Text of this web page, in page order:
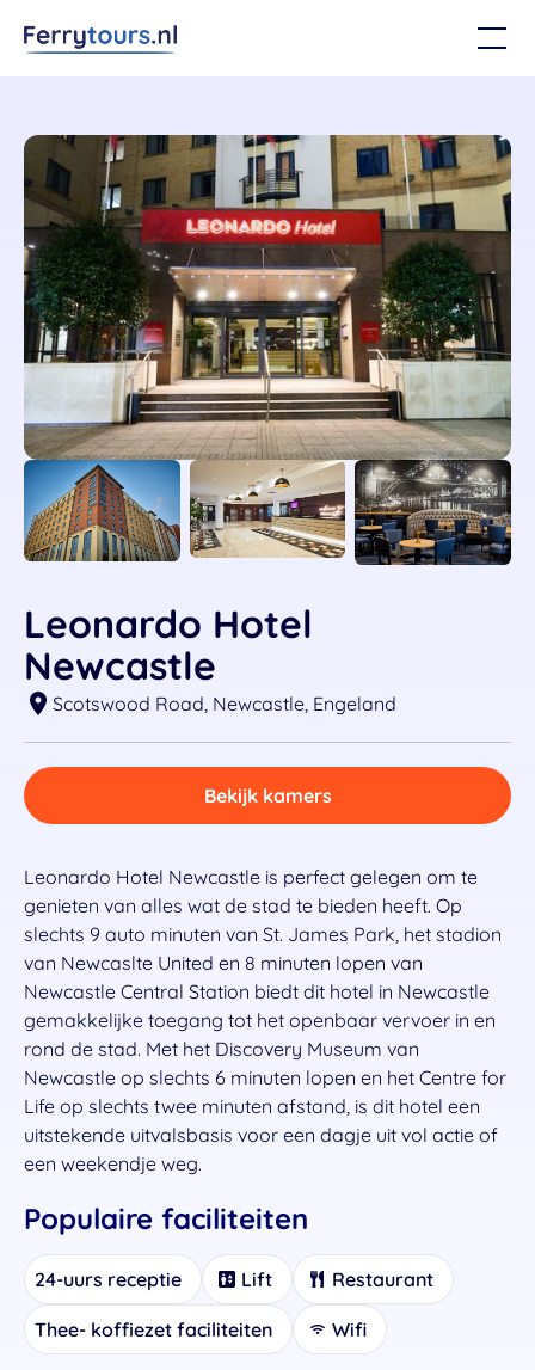
Leonardo Hotel
Newcastle
Scotswood Road, Newcastle, Engeland
Bekijk kamers
Leonardo Hotel Newcastle is perfect gelegen om te
genieten van alles wat de stad te bieden heeft. Op
slechts 9 auto minuten van St. James Park, het stadion
van Newcaslte United en 8 minuten lopen van
Newcastle Central Station biedt dit hotel in Newcastle
gemakkelijke toegang tot het openbaar vervoer in en
rond de stad. Met het Discovery Museum van
Newcastle op slechts 6 minuten lopen en het Centre for
Life op slechts twee minuten afstand, is dit hotel een
uitstekende uitvalsbasis voor een dagje uit vol actie of
een weekendje weg.
Populaire faciliteiten
24-uurs receptie Lift Restaurant
Thee- koffiezet faciliteiten Wifi